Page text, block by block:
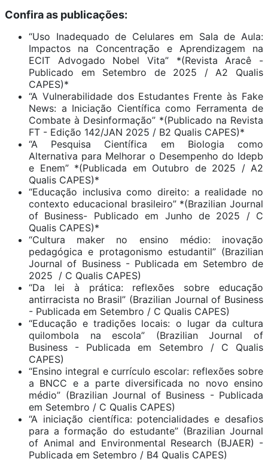
Confira as publicações:
“Uso Inadequado de Celulares em Sala de Aula:
Impactos na Concentração e Aprendizagem na
ECIT Advogado Nobel Vita” *(Revista Aracê -
Publicado em Setembro de 2025 / A2 Qualis
CAPES)*
“A Vulnerabilidade dos Estudantes Frente às Fake
News: a Iniciação Científica como Ferramenta de
Combate à Desinformação” *(Publicado na Revista
FT - Edição 142/JAN 2025 / B2 Qualis CAPES)*
“A Pesquisa Científica em Biologia como
Alternativa para Melhorar o Desempenho do Idepb
e Enem” *(Publicada em Outubro de 2025 / A2
Qualis CAPES)*
“Educação inclusiva como direito: a realidade no
contexto educacional brasileiro” *(Brazilian Journal
of Business- Publicado em Junho de 2025 / C
Qualis CAPES)*
“Cultura maker no ensino médio: inovação
pedagógica e protagonismo estudantil” (Brazilian
Journal of Business - Publicada em Setembro de
2025 / C Qualis CAPES)
“Da lei à prática: reflexões sobre educação
antirracista no Brasil” (Brazilian Journal of Business
- Publicada em Setembro / C Qualis CAPES)
“Educação e tradições locais: o lugar da cultura
quilombola na escola” (Brazilian Journal of
Business - Publicada em Setembro / C Qualis
CAPES)
“Ensino integral e currículo escolar: reflexões sobre
a BNCC e a parte diversificada no novo ensino
médio” (Brazilian Journal of Business - Publicada
em Setembro / C Qualis CAPES)
“A iniciação científica: potencialidades e desafios
para a formação do estudante” (Brazilian Journal
of Animal and Environmental Research (BJAER) -
Publicada em Setembro / B4 Qualis CAPES)